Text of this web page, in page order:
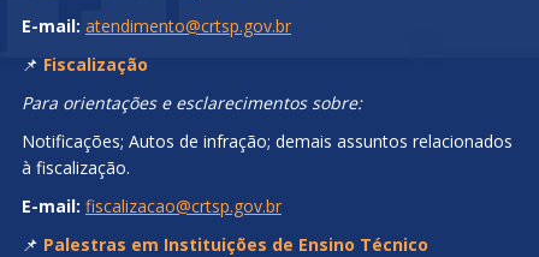
E-mail: atendimento@crtsp.gov.br
📌 Fiscalização
Para orientações e esclarecimentos sobre:
Notificações; Autos de infração; demais assuntos relacionados
à fiscalização.
E-mail: fiscalizacao@crtsp.gov.br
📌 Palestras em Instituições de Ensino Técnico